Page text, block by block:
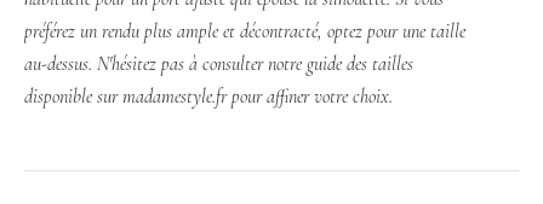
préférez un rendu plus ample et décontracté, optez pour une taille
au-dessus. N'hésitez pas à consulter notre guide des tailles
disponible sur madamestyle.fr pour affiner votre choix.